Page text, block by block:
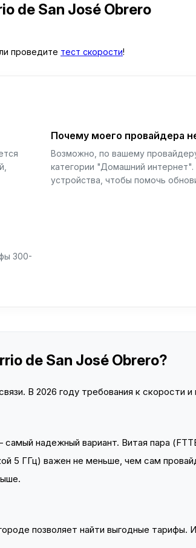
de San José Obrero
проведите тест скорости!
Почему моего провайдера
Возможно, по вашему
категории "Домашний
устройства, чтобы помочь
300-
de San José Obrero?
В 2026 году требования к скорости и
самый надежный вариант. Витая пара
5 ГГц) важен не меньше, чем сам
позволяет найти выгодные тарифы.